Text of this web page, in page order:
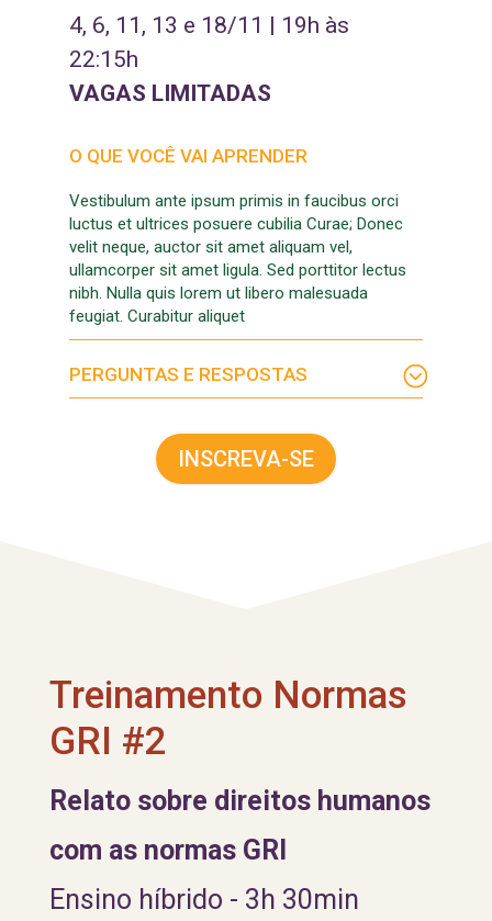
4, 6, 11, 13 e 18/11 | 19h às
22:15h
VAGAS LIMITADAS
O QUE VOCÊ VAI APRENDER
Vestibulum ante ipsum primis in faucibus orci
luctus et ultrices posuere cubilia Curae; Donec
velit neque, auctor sit amet aliquam vel,
ullamcorper sit amet ligula. Sed porttitor lectus
nibh. Nulla quis lorem ut libero malesuada
feugiat. Curabitur aliquet
PERGUNTAS E RESPOSTAS
INSCREVA-SE
Treinamento Normas
GRI #2
Relato sobre direitos humanos
com as normas GRI
Ensino híbrido - 3h 30min